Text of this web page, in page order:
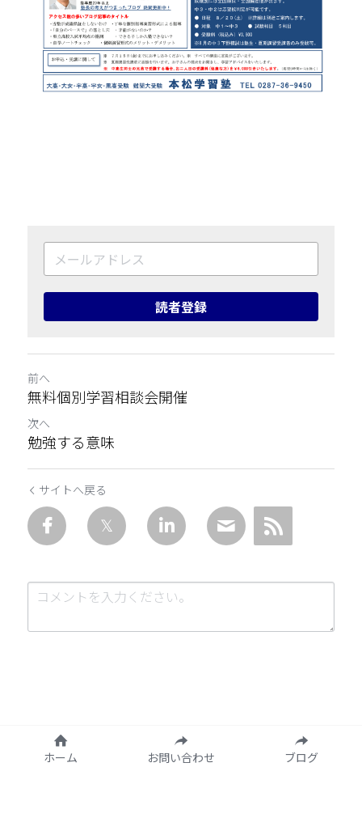
読者登録
前へ
無料個別学習相談会開催
次へ
勉強する意味
サイトへ戻る
送信
ホーム お問い合わせ ブログ